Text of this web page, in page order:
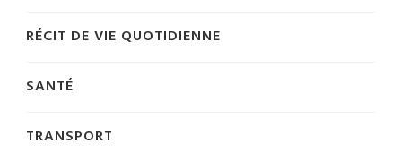
RÉCIT DE VIE QUOTIDIENNE
SANTÉ
TRANSPORT